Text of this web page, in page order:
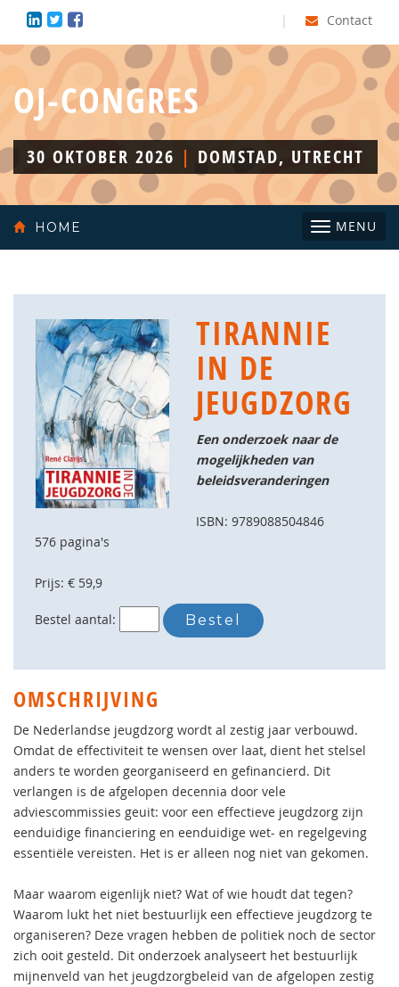
Contact
|
OJ-CONGRES
30 OKTOBER 2026 | DOMSTAD, UTRECHT
MENU
Toggle
HOME
TIRANNIE
IN DE
JEUGDZORG
Een onderzoek naar de
mogelijkheden van
beleidsveranderingen
ISBN: 9789088504846
576 pagina's
Prijs: € 59,9
Bestel aantal:
OMSCHRIJVING
De Nederlandse jeugdzorg wordt al zestig jaar verbouwd.
Omdat de effectiviteit te wensen over laat, dient het stelsel
anders te worden georganiseerd en gefinancierd. Dit
verlangen is de afgelopen decennia door vele
adviescommissies geuit: voor een effectieve jeugdzorg zijn
eenduidige financiering en eenduidige wet- en regelgeving
essentiële vereisten. Het is er alleen nog niet van gekomen.
Maar waarom eigenlijk niet? Wat of wie houdt dat tegen?
Waarom lukt het niet bestuurlijk een effectieve jeugdzorg te
organiseren? Deze vragen hebben de politiek noch de sector
zich ooit gesteld. Dit onderzoek analyseert het bestuurlijk
mijnenveld van het jeugdzorgbeleid van de afgelopen zestig